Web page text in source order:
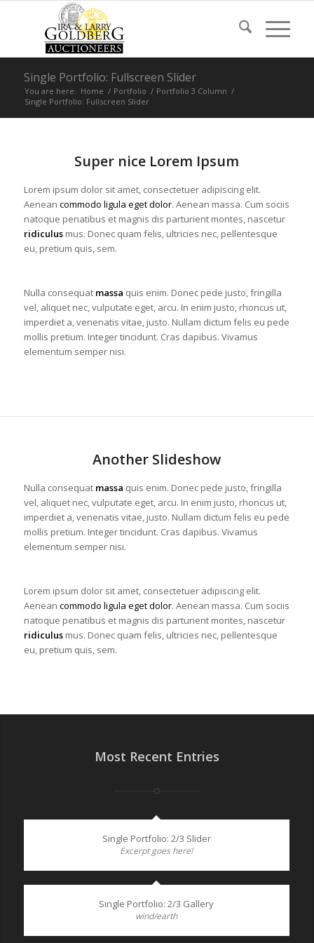
Single Portfolio: Fullscreen Slider
You are here: Home / Portfolio / Portfolio 3 Column /
Single Portfolio: Fullscreen Slider
Super nice Lorem Ipsum
Lorem ipsum dolor sit amet, consectetuer adipiscing elit.
Aenean commodo ligula eget dolor. Aenean massa. Cum sociis
natoque penatibus et magnis dis parturient montes, nascetur
ridiculusmus. Donec quam felis, ultricies nec, pellentesque
eu, pretium quis, sem.
Nulla consequat massa quis enim. Donec pede justo, fringilla
vel, aliquet nec, vulputate eget, arcu. In enim justo, rhoncus ut,
imperdiet a, venenatis vitae, justo. Nullam dictum felis eu pede
mollis pretium. Integer tincidunt. Cras dapibus. Vivamus
elementum semper nisi.
Another Slideshow
Nulla consequat massa quis enim. Donec pede justo, fringilla
vel, aliquet nec, vulputate eget, arcu. In enim justo, rhoncus ut,
imperdiet a, venenatis vitae, justo. Nullam dictum felis eu pede
mollis pretium. Integer tincidunt. Cras dapibus. Vivamus
elementum semper nisi.
Lorem ipsum dolor sit amet, consectetuer adipiscing elit.
Aenean commodo ligula eget dolor. Aenean massa. Cum sociis
natoque penatibus et magnis dis parturient montes, nascetur
ridiculusmus. Donec quam felis, ultricies nec, pellentesque
eu, pretium quis, sem.
Most Recent Entries
Single Portfolio: 2/3 Slider
Excerpt goes here!
Single Portfolio: 2/3 Gallery
wind/earth